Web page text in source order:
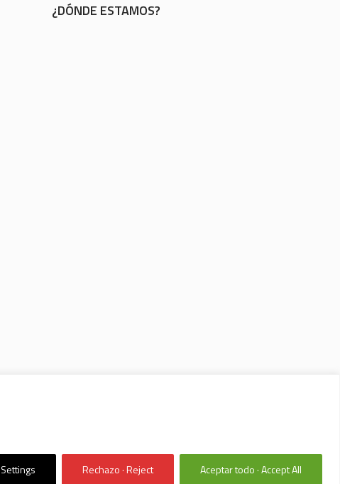
Rechazo · Reject Aceptar todo · Accept All
¿DÓNDE ESTAMOS?